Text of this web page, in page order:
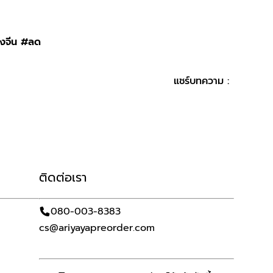
จีน #ลด
แชร์บทความ :
ติดต่อเรา
080-003-8383
cs@ariyayapreorder.com